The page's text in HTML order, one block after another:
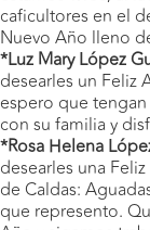
caficultores en el
Nuevo Año lleno
*Luz Mary López
desearles un Feliz
espero que
con su familia y
*Rosa Helena
desearles una
de Caldas:
que represento.